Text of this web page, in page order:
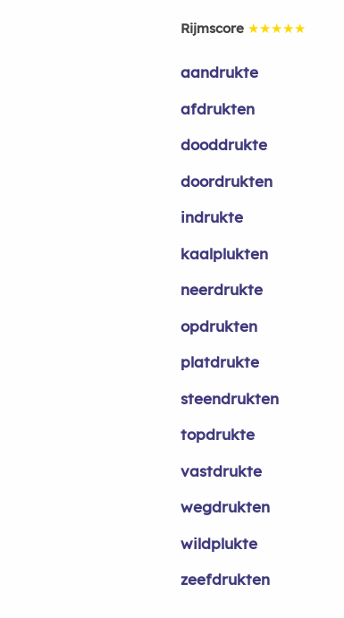
Rijmscore ★★★★★
aandrukte
afdrukten
dooddrukte
doordrukten
indrukte
kaalplukten
neerdrukte
opdrukten
platdrukte
steendrukten
topdrukte
vastdrukte
wegdrukten
wildplukte
zeefdrukten